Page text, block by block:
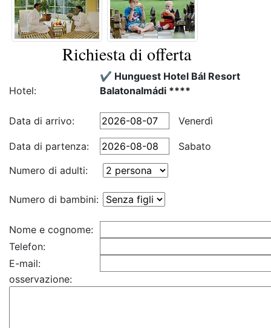
Richiesta di offerta
Hotel:
✔️ Hunguest Hotel Bál Resort
Balatonalmádi ****
Data di arrivo: Venerdì
Data di partenza:
Sabato
Numero di adulti:
Numero di bambini:
Nome e cognome:
Telefon:
E-mail:
osservazione: